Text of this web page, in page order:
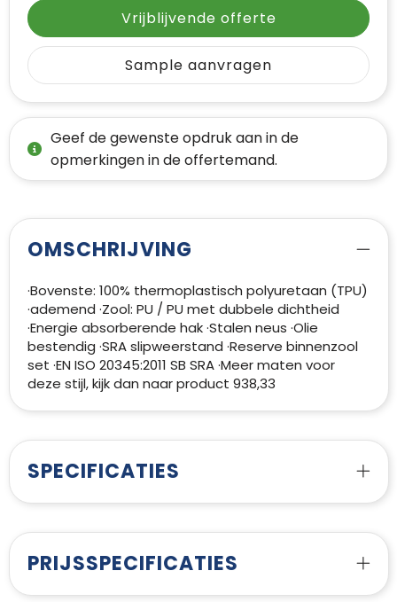
Vrijblijvende offerte
Sample aanvragen
Geef de gewenste opdruk aan in de
opmerkingen in de offertemand.
OMSCHRIJVING
·Bovenste: 100% thermoplastisch polyuretaan (TPU)
·ademend ·Zool: PU / PU met dubbele dichtheid
·Energie absorberende hak ·Stalen neus ·Olie
bestendig ·SRA slipweerstand ·Reserve binnenzool
set ·EN ISO 20345:2011 SB SRA ·Meer maten voor
deze stijl, kijk dan naar product 938,33
SPECIFICATIES
PRIJSSPECIFICATIES